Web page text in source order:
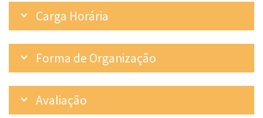
Carga Horária
Forma de Organização
Avaliação